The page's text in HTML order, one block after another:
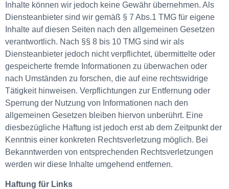
Inhalte können wir jedoch keine Gewähr übernehmen. Als
Diensteanbieter sind wir gemäß § 7 Abs.1 TMG für eigene
Inhalte auf diesen Seiten nach den allgemeinen Gesetzen
verantwortlich. Nach §§ 8 bis 10 TMG sind wir als
Diensteanbieter jedoch nicht verpflichtet, übermittelte oder
gespeicherte fremde Informationen zu überwachen oder
nach Umständen zu forschen, die auf eine rechtswidrige
Tätigkeit hinweisen. Verpflichtungen zur Entfernung oder
Sperrung der Nutzung von Informationen nach den
allgemeinen Gesetzen bleiben hiervon unberührt. Eine
diesbezügliche Haftung ist jedoch erst ab dem Zeitpunkt der
Kenntnis einer konkreten Rechtsverletzung möglich. Bei
Bekanntwerden von entsprechenden Rechtsverletzungen
werden wir diese Inhalte umgehend entfernen.
Haftung für Links